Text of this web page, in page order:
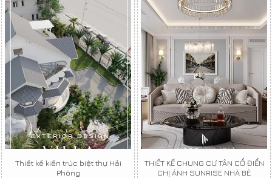
Thiết kế kiến trúc biệt thự Hải
Phòng
THIẾT KẾ CHUNG CƯ TÂN CỔ ĐIỂN
CHỊ ÁNH SUNRISE NHÀ BÈ